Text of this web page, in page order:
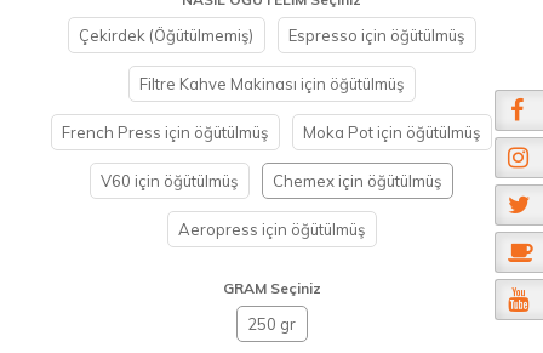
Çekirdek (Öğütülmemiş) Espresso için öğütülmüş
Filtre Kahve Makinası için öğütülmüş
French Press için öğütülmüş Moka Pot için öğütülmüş
V60 için öğütülmüş Chemex için öğütülmüş
Aeropress için öğütülmüş
GRAM Seçiniz
250 gr